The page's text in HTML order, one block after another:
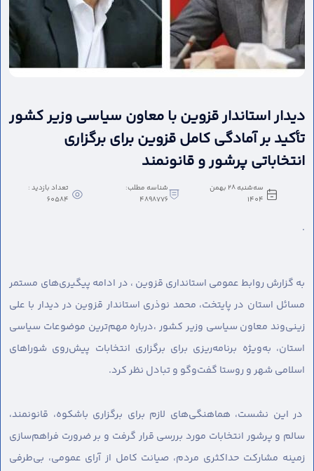
دیدار استاندار قزوین با معاون سیاسی وزیر کشور
تأکید بر آمادگی کامل قزوین برای برگزاری
انتخاباتی پرشور و قانونمند
سه‌شنبه 28 بهمن
1404
شناسه مطلب:
4898776
تعداد بازدید :
60584
.
به گزارش روابط عمومی استانداری قزوین ، در ادامه پیگیری‌های مستمر
مسائل استان در پایتخت، محمد نوذری استاندار قزوین در دیدار با علی
زینی‌وند معاون سیاسی وزیر کشور ،درباره مهم‌ترین موضوعات سیاسی
استان، به‌ویژه برنامه‌ریزی برای برگزاری انتخابات پیش‌روی شوراهای
اسلامی شهر و روستا گفت‌وگو و تبادل نظر کرد.
در این نشست، هماهنگی‌های لازم برای برگزاری باشکوه، قانونمند،
سالم و پرشور انتخابات مورد بررسی قرار گرفت و بر ضرورت فراهم‌سازی
زمینه مشارکت حداکثری مردم، صیانت کامل از آرای عمومی، بی‌طرفی